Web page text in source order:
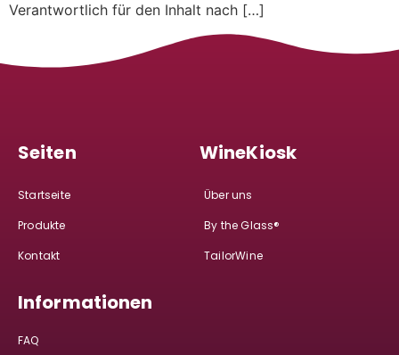
Verantwortlich für den Inhalt nach […]
Seiten
Startseite
Produkte
Kontakt
WineKiosk
Über uns
By the Glass®
TailorWine
Informationen
FAQ